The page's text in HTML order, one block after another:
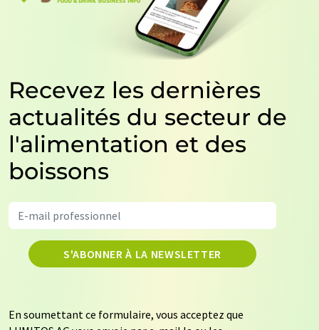
Recevez les dernières
actualités du secteur de
l'alimentation et des
boissons
S'ABONNER À LA NEWSLETTER
En soumettant ce formulaire, vous acceptez que